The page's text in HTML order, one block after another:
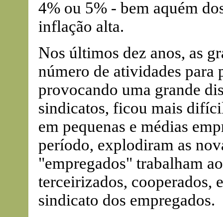
4% ou 5% - bem aquém
inflação alta.
Nos últimos dez anos, as
número de atividades para
provocando uma grande
sindicatos, ficou mais
em pequenas e médias
período, explodiram as
"empregados" trabalham
terceirizados, cooperados,
sindicato dos empregados.